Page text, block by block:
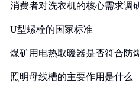
消费者对洗衣机的核心需求调
U型螺栓的国家标准
煤矿用电热取暖器是否符合防
照明母线槽的主要作用是什么